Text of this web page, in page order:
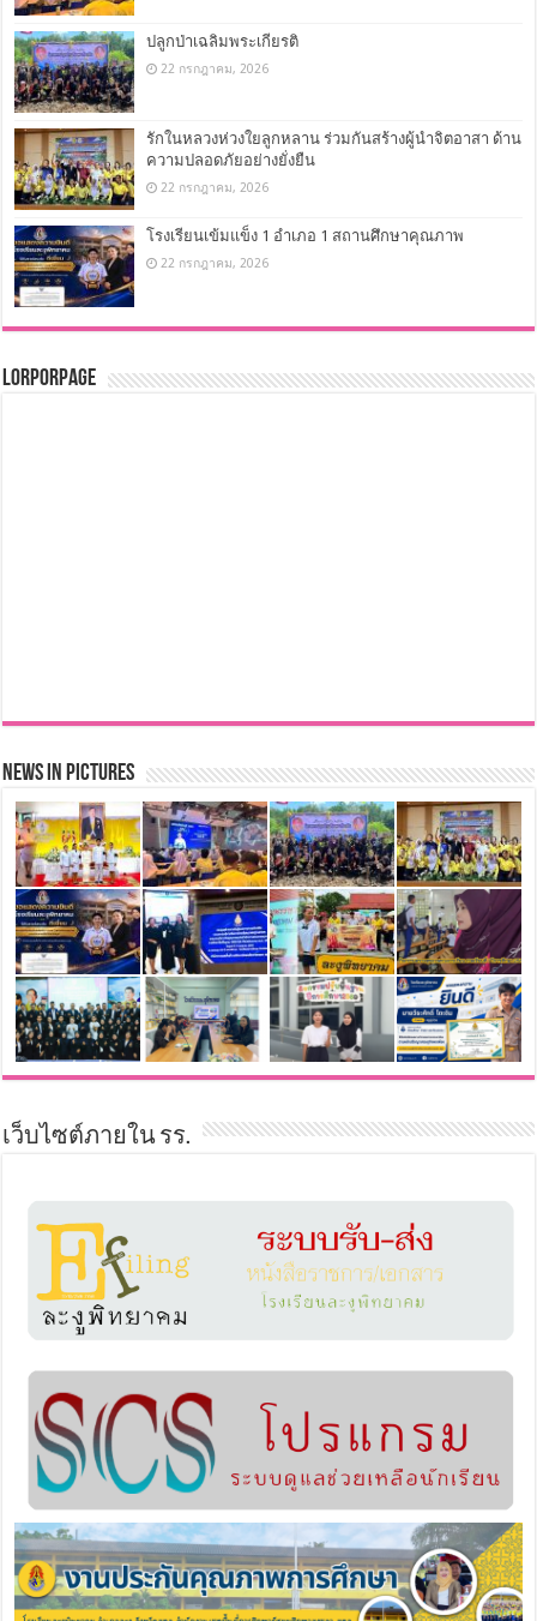
ปลูกป่าเฉลิมพระเกียรติ
22 กรกฎาคม, 2026
รักในหลวงห่วงใยลูกหลาน ร่วมกันสร้างผู้นำจิตอาสา ด้าน
ความปลอดภัยอย่างยั่งยืน
22 กรกฎาคม, 2026
โรงเรียนเข้มแข็ง 1 อำเภอ 1 สถานศึกษาคุณภาพ
22 กรกฎาคม, 2026
LorPorPage
News in Pictures
เว็บไซต์ภายใน รร.